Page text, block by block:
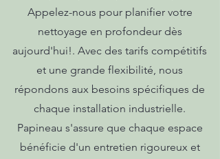
Appelez-nous pour planifier votre
nettoyage en profondeur dès
aujourd'hui!. Avec des tarifs compétitifs
et une grande flexibilité, nous
répondons aux besoins spécifiques de
chaque installation industrielle.
Papineau s'assure que chaque espace
bénéficie d'un entretien rigoureux et